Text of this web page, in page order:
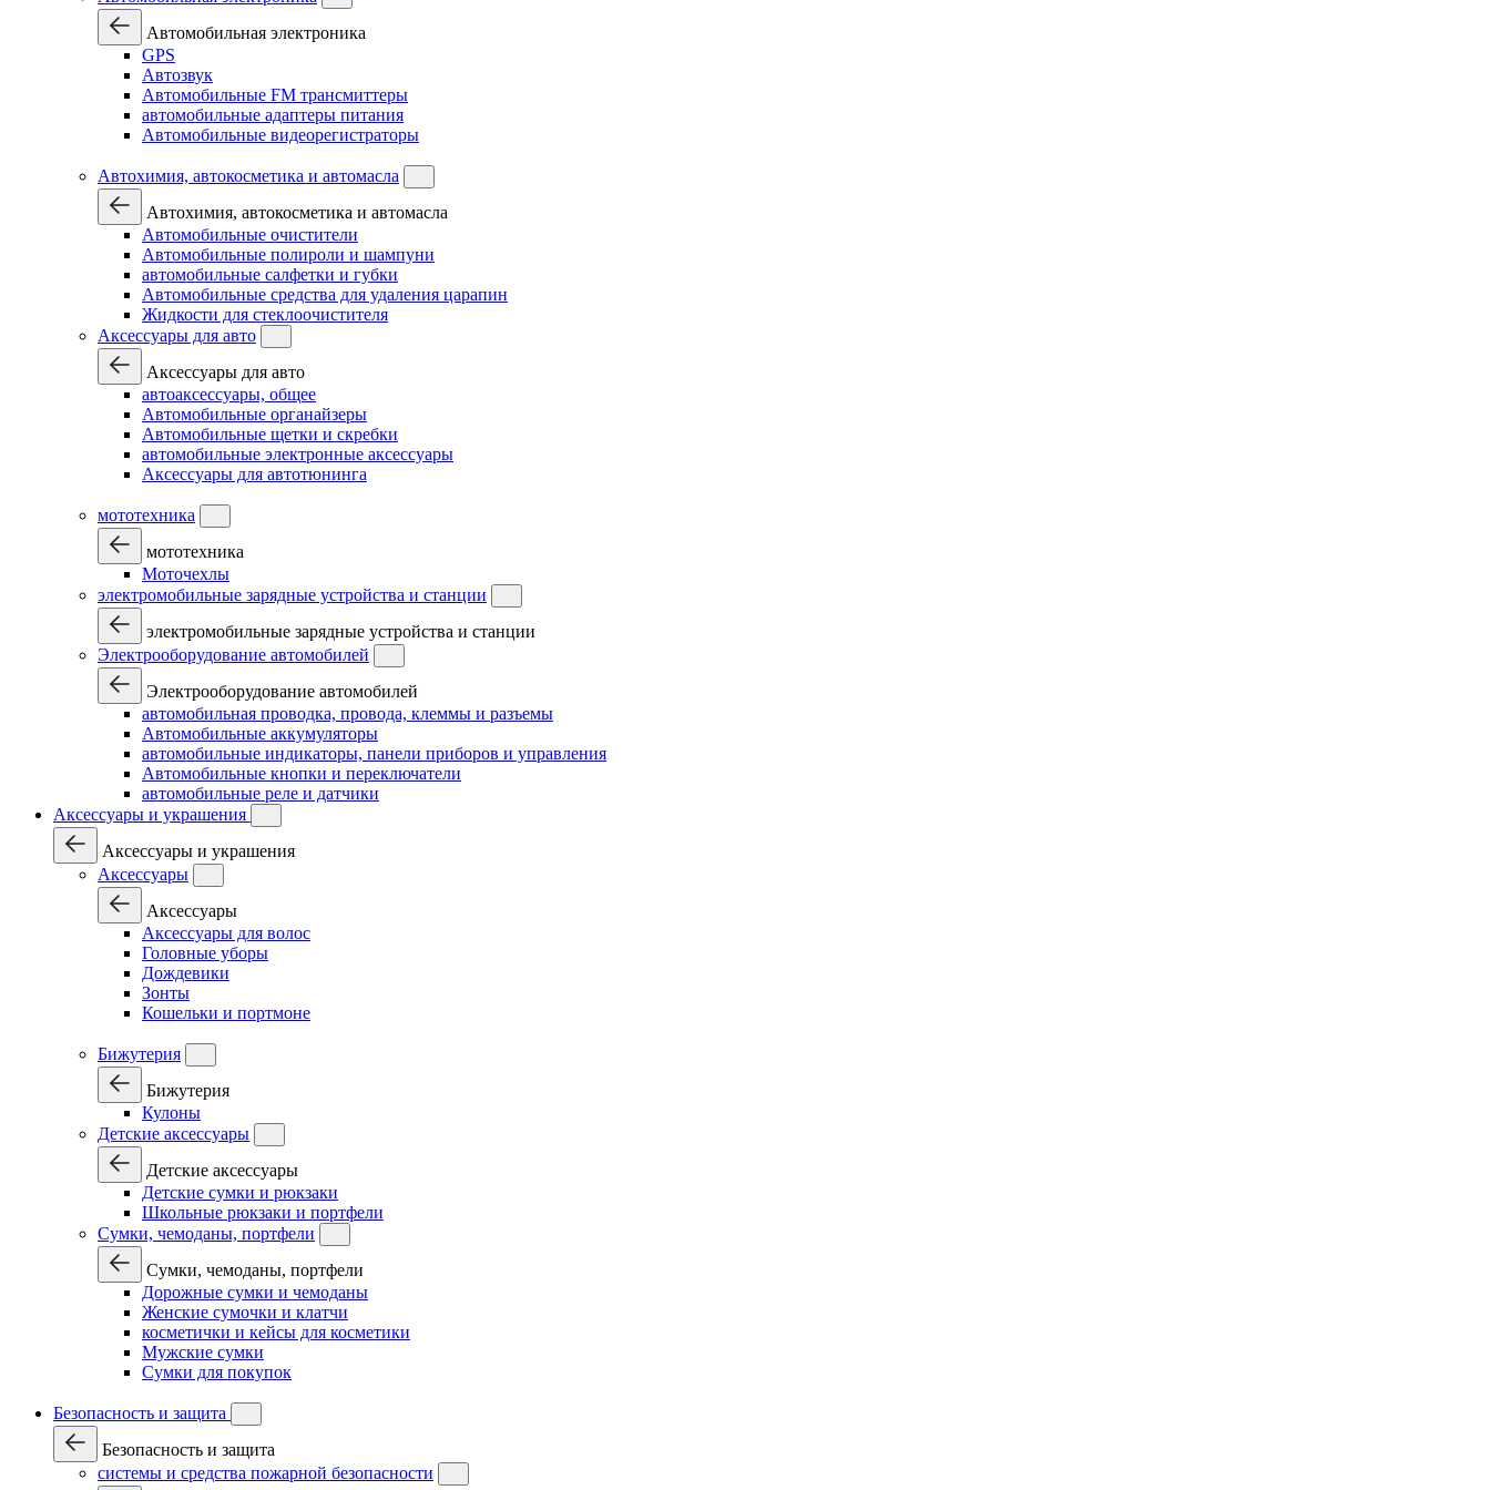
Автомобильная электроника
GPS
Автозвук
Автомобильные FM трансмиттеры
автомобильные адаптеры питания
Автомобильные видеорегистраторы
Автохимия, автокосметика и автомасла
Автохимия, автокосметика и автомасла
Автомобильные очистители
Автомобильные полироли и шампуни
автомобильные салфетки и губки
Автомобильные средства для удаления царапин
Жидкости для стеклоочистителя
Аксессуары для авто
Аксессуары для авто
автоаксессуары, общее
Автомобильные органайзеры
Автомобильные щетки и скребки
автомобильные электронные аксессуары
Аксессуары для автотюнинга
мототехника
мототехника
Моточехлы
электромобильные зарядные устройства и станции
электромобильные зарядные устройства и станции
Электрооборудование автомобилей
Электрооборудование автомобилей
автомобильная проводка, провода, клеммы и разъемы
Автомобильные аккумуляторы
автомобильные индикаторы, панели приборов и управления
Автомобильные кнопки и переключатели
автомобильные реле и датчики
Аксессуары и украшения
Аксессуары и украшения
Аксессуары
Аксессуары
Аксессуары для волос
Головные уборы
Дождевики
Зонты
Кошельки и портмоне
Бижутерия
Бижутерия
Кулоны
Детские аксессуары
Детские аксессуары
Детские сумки и рюкзаки
Школьные рюкзаки и портфели
Сумки, чемоданы, портфели
Сумки, чемоданы, портфели
Дорожные сумки и чемоданы
Женские сумочки и клатчи
косметички и кейсы для косметики
Мужские сумки
Сумки для покупок
Безопасность и защита
Безопасность и защита
системы и средства пожарной безопасности